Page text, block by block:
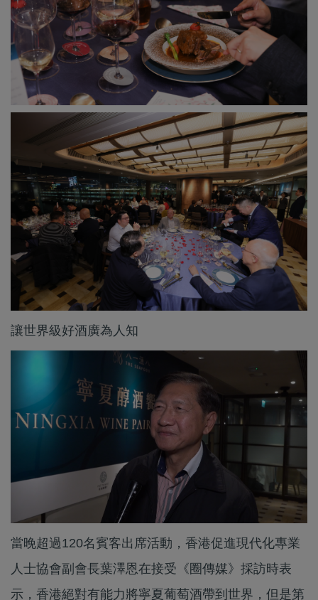
讓世界級好酒廣為人知
當晚超過120名賓客出席活動，香港促進現代化專業
人士協會副會長葉澤恩在接受《圈傳媒》採訪時表
示，香港絕對有能力將寧夏葡萄酒帶到世界，但是第